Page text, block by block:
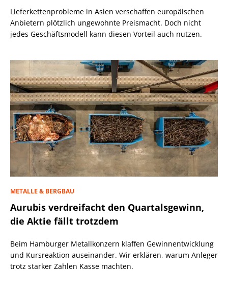
Lieferkettenprobleme in Asien verschaffen europäischen
Anbietern plötzlich ungewohnte Preismacht. Doch nicht
jedes Geschäftsmodell kann diesen Vorteil auch nutzen.
METALLE & BERGBAU
Aurubis verdreifacht den Quartalsgewinn,
die Aktie fällt trotzdem
Beim Hamburger Metallkonzern klaffen Gewinnentwicklung
und Kursreaktion auseinander. Wir erklären, warum Anleger
trotz starker Zahlen Kasse machten.